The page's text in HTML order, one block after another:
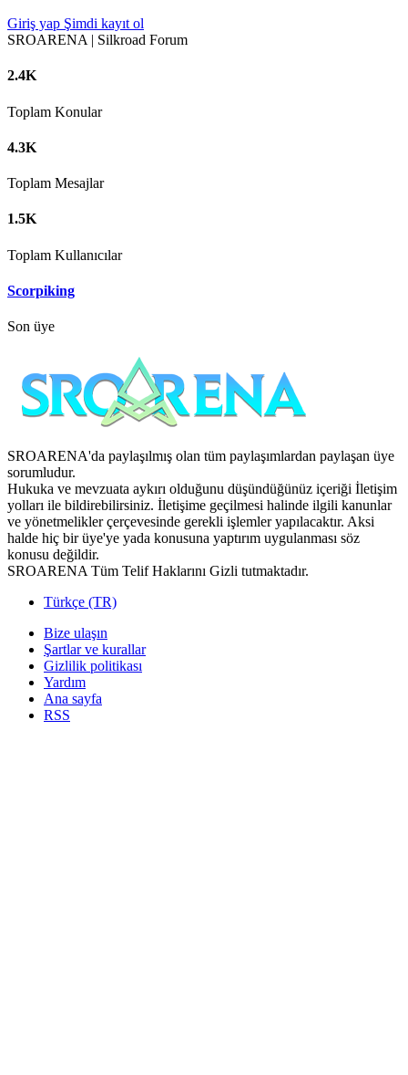
Giriş yap Şimdi kayıt ol
SROARENA | Silkroad Forum
2.4K
Toplam Konular
4.3K
Toplam Mesajlar
1.5K
Toplam Kullanıcılar
Scorpiking
Son üye
SROARENA'da paylaşılmış olan tüm paylaşımlardan paylaşan üye
sorumludur.
Hukuka ve mevzuata aykırı olduğunu düşündüğünüz içeriği İletişim
yolları ile bildirebilirsiniz. İletişime geçilmesi halinde ilgili kanunlar
ve yönetmelikler çerçevesinde gerekli işlemler yapılacaktır. Aksi
halde hiç bir üye'ye yada konusuna yaptırım uygulanması söz
konusu değildir.
SROARENA Tüm Telif Haklarını Gizli tutmaktadır.
Türkçe (TR)
Bize ulaşın
Şartlar ve kurallar
Gizlilik politikası
Yardım
Ana sayfa
RSS